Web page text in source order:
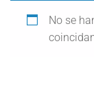
No se